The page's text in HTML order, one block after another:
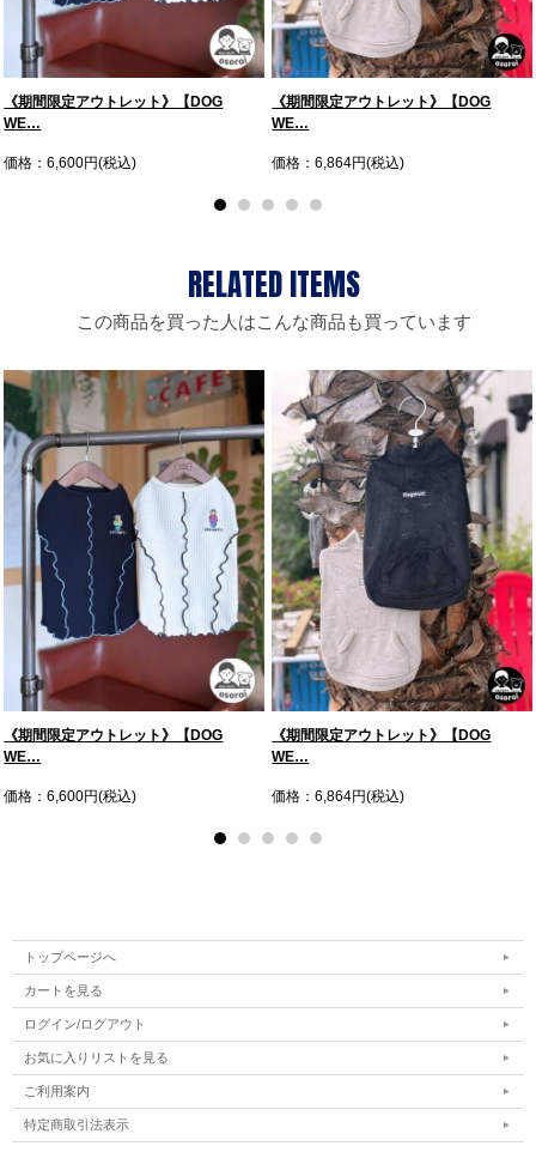
《期間限定アウトレット》【DOG
WE…
価格：6,600円(税込)
《期間限定アウトレット》【DOG
WE…
価格：6,864円(税込)
この商品を買った人はこんな商品も買っています
《期間限定アウトレット》【DOG
WE…
価格：6,600円(税込)
《期間限定アウトレット》【DOG
WE…
価格：6,864円(税込)
トップページへ
カートを見る
ログイン/ログアウト
お気に入りリストを見る
ご利用案内
特定商取引法表示